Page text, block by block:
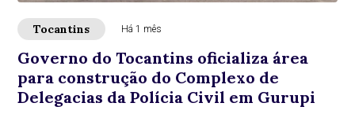
Tocantins Há 1 mês
Governo do Tocantins oficializa área
para construção do Complexo de
Delegacias da Polícia Civil em Gurupi